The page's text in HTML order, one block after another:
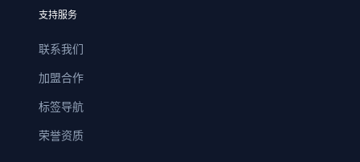
支持服务
联系我们
加盟合作
标签导航
荣誉资质